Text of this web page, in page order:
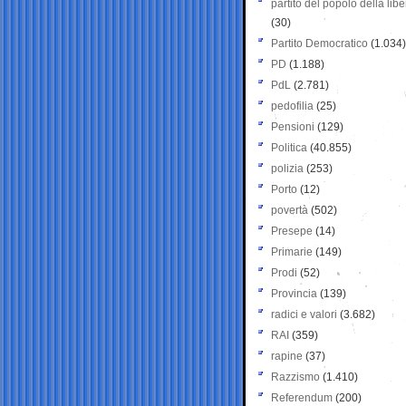
partito del popolo della
(30)
Partito Democratico (1.034)
PD (1.188)
PdL (2.781)
pedofilia (25)
Pensioni (129)
Politica (40.855)
polizia (253)
Porto (12)
povertà (502)
Presepe (14)
Primarie (149)
Prodi (52)
Provincia (139)
radici e valori (3.682)
RAI (359)
rapine (37)
Razzismo (1.410)
Referendum (200)